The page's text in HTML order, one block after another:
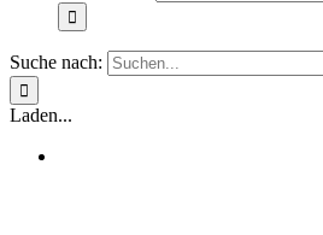
Suche nach:
Laden...